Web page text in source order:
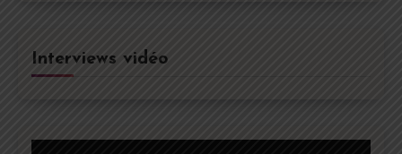
Interviews vidéo